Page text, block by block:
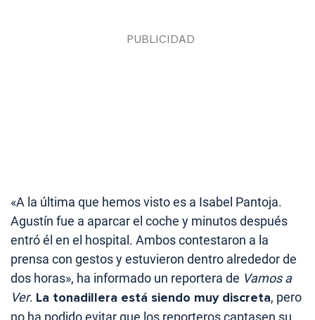
«A la última que hemos visto es a Isabel Pantoja.
Agustín fue a aparcar el coche y minutos después
entró él en el hospital. Ambos contestaron a la
prensa con gestos y estuvieron dentro alrededor de
dos horas», ha informado un reportera de Vamos a
Ver. La tonadillera está siendo muy discreta, pero
no ha podido evitar que los reporteros captasen su